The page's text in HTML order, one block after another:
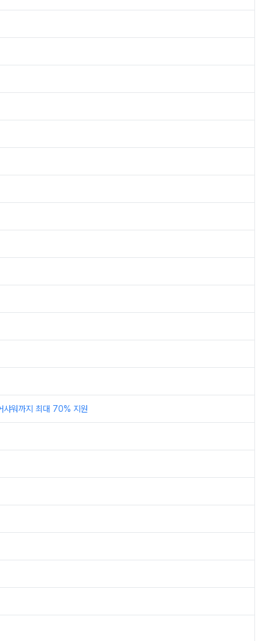
샤워까지 최대 70% 지원